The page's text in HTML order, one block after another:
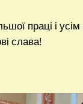
праці і
слава!